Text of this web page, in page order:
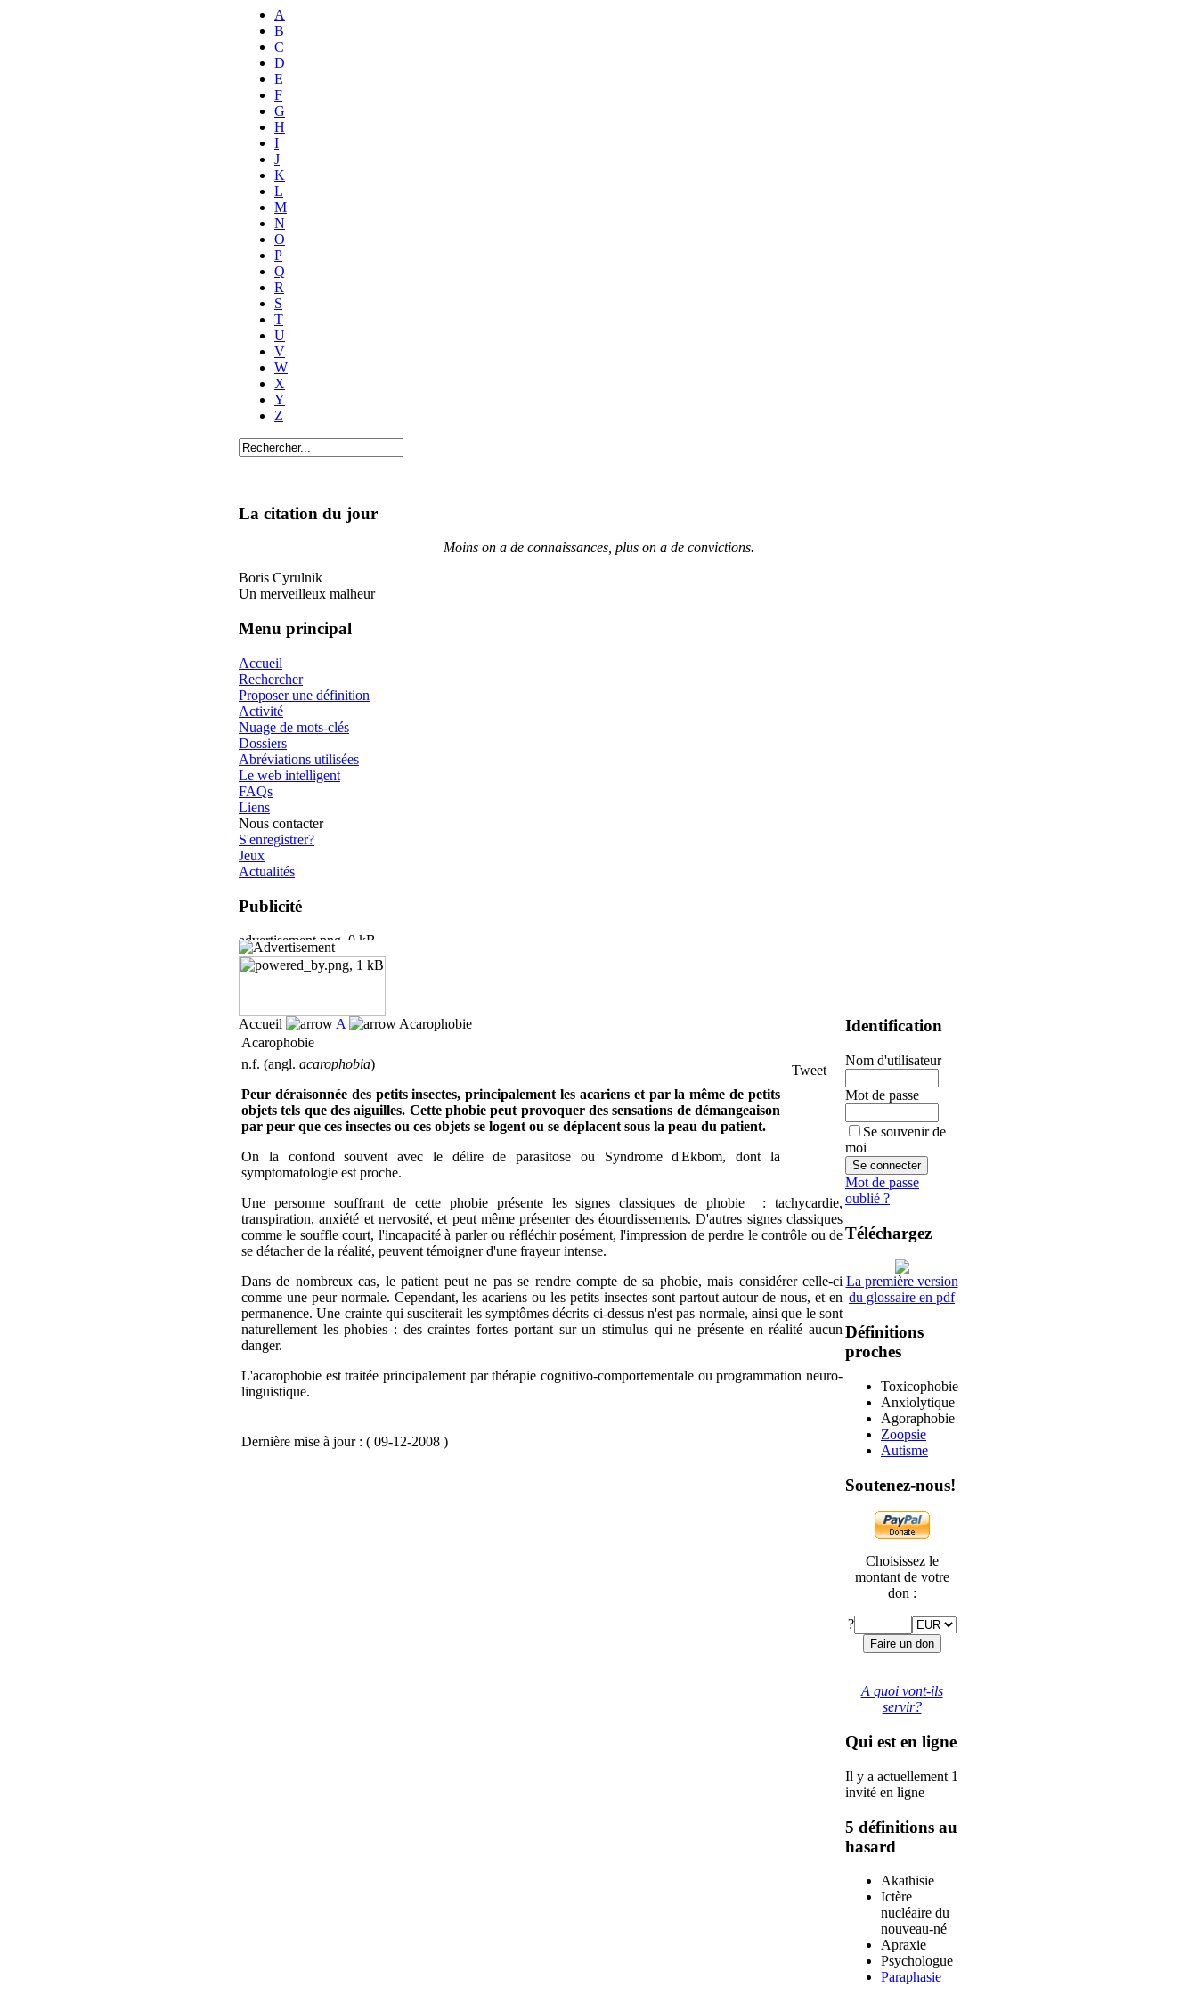
A
B
C
D
E
F
G
H
I
J
K
L
M
N
O
P
Q
R
S
T
U
V
W
X
Y
Z
La citation du jour
Moins on a de connaissances, plus on a de convictions.
Boris Cyrulnik
Un merveilleux malheur
Menu principal
Accueil
Rechercher
Proposer une définition
Activité
Nuage de mots-clés
Dossiers
Abréviations utilisées
Le web intelligent
FAQs
Liens
Nous contacter
S'enregistrer?
Jeux
Actualités
Publicité
Accueil A
Acarophobie
Acarophobie
Tweet
n.f. (angl. acarophobia)
Peur déraisonnée des petits insectes, principalement les acariens et par la même de petits
objets tels que des aiguilles. Cette phobie peut provoquer des sensations de démangeaison
par peur que ces insectes ou ces objets se logent ou se déplacent sous la peau du patient.
On la confond souvent avec le délire de parasitose ou Syndrome d'Ekbom, dont la
symptomatologie est proche.
Une personne souffrant de cette phobie présente les signes classiques de phobie : tachycardie,
transpiration, anxiété et nervosité, et peut même présenter des étourdissements. D'autres signes classiques
comme le souffle court, l'incapacité à parler ou réfléchir posément, l'impression de perdre le contrôle ou de
se détacher de la réalité, peuvent témoigner d'une frayeur intense.
Dans de nombreux cas, le patient peut ne pas se rendre compte de sa phobie, mais considérer celle-ci
comme une peur normale. Cependant, les acariens ou les petits insectes sont partout autour de nous, et en
permanence. Une crainte qui susciterait les symptômes décrits ci-dessus n'est pas normale, ainsi que le sont
naturellement les phobies : des craintes fortes portant sur un stimulus qui ne présente en réalité aucun
danger.
L'acarophobie est traitée principalement par thérapie cognitivo-comportementale ou programmation neuro-
linguistique.
Dernière mise à jour : ( 09-12-2008 )
Identification
Nom d'utilisateur
Mot de passe
Se souvenir de
moi
Mot de passe
oublié ?
Téléchargez
La première version
du glossaire en pdf
Définitions
proches
Toxicophobie
Anxiolytique
Agoraphobie
Zoopsie
Autisme
Soutenez-nous!
Choisissez le
montant de votre
don :
?
A quoi vont-ils
servir?
Qui est en ligne
Il y a actuellement 1
invité en ligne
5 définitions au
hasard
Akathisie
Ictère
nucléaire du
nouveau-né
Apraxie
Psychologue
Paraphasie